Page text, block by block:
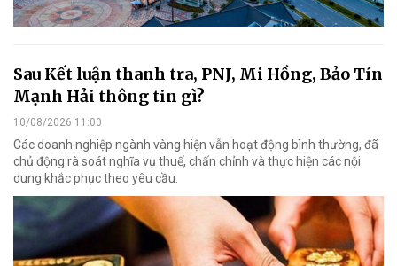
Sau Kết luận thanh tra, PNJ, Mi Hồng, Bảo Tín
Mạnh Hải thông tin gì?
10/08/2026 11:00
Các doanh nghiệp ngành vàng hiện vẫn hoạt động bình thường, đã
chủ động rà soát nghĩa vụ thuế, chấn chỉnh và thực hiện các nội
dung khắc phục theo yêu cầu.